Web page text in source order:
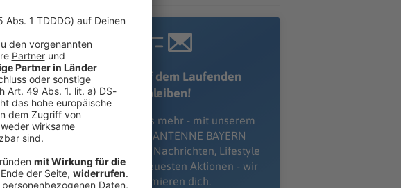
Immer auf dem Laufenden
bleiben!
Verpass' nichts mehr - mit unserem
kostenlosen ANTENNE BAYERN
Newsletter. Ob Nachrichten, Lifestyle
oder unsere neuesten Aktionen - wir
informieren dich.